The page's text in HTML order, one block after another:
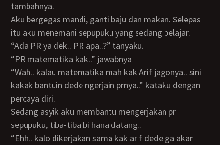
tambahnya.
Aku bergegas mandi, ganti baju dan makan. Selepas
itu aku menemani sepupuku yang sedang belajar.
“ada PR ya dek.. PR apa..?” tanyaku.
“PR matematika kak..” jawabnya
“Wah.. kalau matematika mah kak Arif jagonya.. sini
kakak bantuin dede ngerjain prnya..” kataku dengan
percaya diri.
Sedang asyik aku membantu mengerjakan pr
sepupuku, tiba-tiba bi hana datang..
“Ehh.. kalo dikerjakan sama kak arif dede ga akan